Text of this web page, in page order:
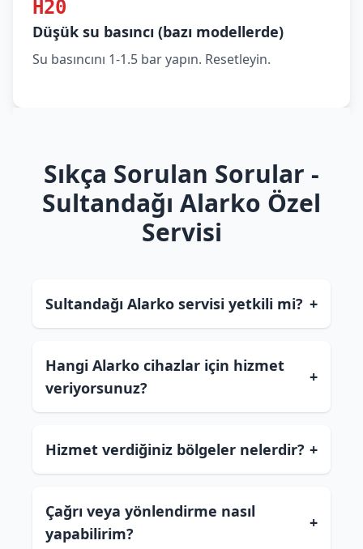
H20
Düşük su basıncı (bazı modellerde)
Su basıncını 1-1.5 bar yapın. Resetleyin.
Sıkça Sorulan Sorular -
Sultandağı Alarko Özel
Servisi
Sultandağı Alarko servisi yetkili mi? +
Hangi Alarko cihazlar için hizmet
veriyorsunuz?
+
Hizmet verdiğiniz bölgeler nelerdir? +
Çağrı veya yönlendirme nasıl
yapabilirim?
+